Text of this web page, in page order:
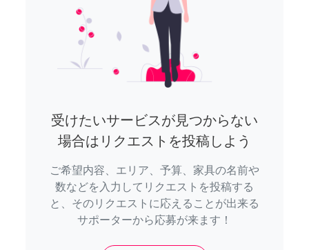
受けたいサービスが見つからない
場合はリクエストを投稿しよう
ご希望内容、エリア、予算、家具の名前や
数などを入力してリクエストを投稿する
と、そのリクエストに応えることが出来る
サポーターから応募が来ます！